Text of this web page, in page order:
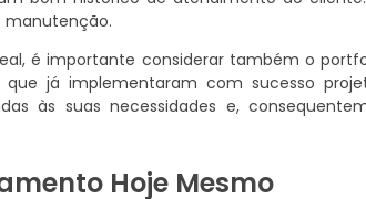
manutenção.
é importante considerar também o
que já implementaram com sucesso
às suas necessidades e,
Hoje Mesmo